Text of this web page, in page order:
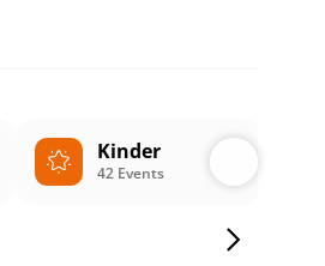
Kinder
42 Events